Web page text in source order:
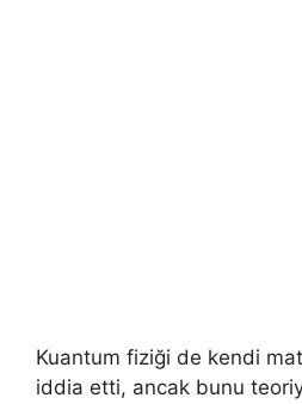
Kuantum fiziği de kendi
iddia etti, ancak bunu